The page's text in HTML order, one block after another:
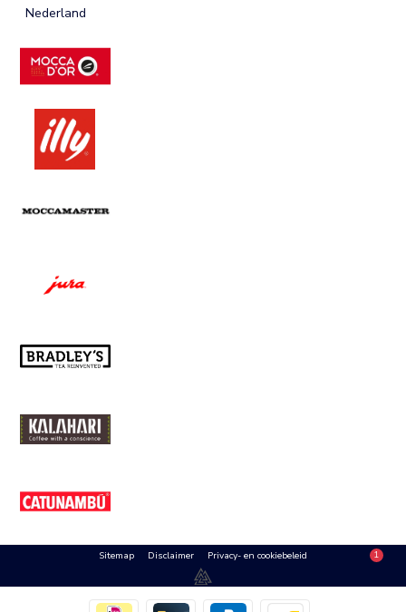
1
Nederland
Sitemap Disclaimer Privacy- en cookiebeleid